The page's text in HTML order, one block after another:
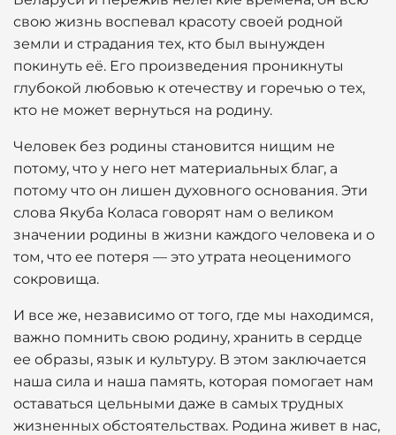
свою жизнь воспевал красоту своей родной
земли и страдания тех, кто был вынужден
покинуть её. Его произведения проникнуты
глубокой любовью к отечеству и горечью о тех,
кто не может вернуться на родину.
Человек без родины становится нищим не
потому, что у него нет материальных благ, а
потому что он лишен духовного основания. Эти
слова Якуба Коласа говорят нам о великом
значении родины в жизни каждого человека и о
том, что ее потеря — это утрата неоценимого
сокровища.
И все же, независимо от того, где мы находимся,
важно помнить свою родину, хранить в сердце
ее образы, язык и культуру. В этом заключается
наша сила и наша память, которая помогает нам
оставаться цельными даже в самых трудных
жизненных обстоятельствах. Родина живет в нас,